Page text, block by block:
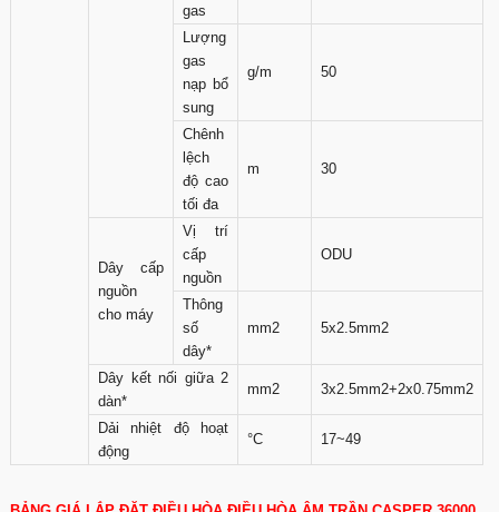
gas
Lượng
gas
nạp bổ
sung
g/m 50
Chênh
lệch
độ cao
tối đa
m 30
Dây cấp
nguồn
cho máy
Vị trí
cấp
nguồn
ODU
Thông
số
dây*
mm2 5x2.5mm2
Dây kết nối giữa 2
dàn*
mm2 3x2.5mm2+2x0.75mm2
Dải nhiệt độ hoạt
động
°C 17~49